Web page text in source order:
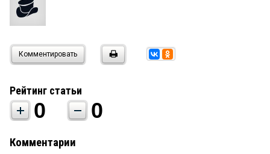
Комментировать
Рейтинг статьи
0 0
Комментарии